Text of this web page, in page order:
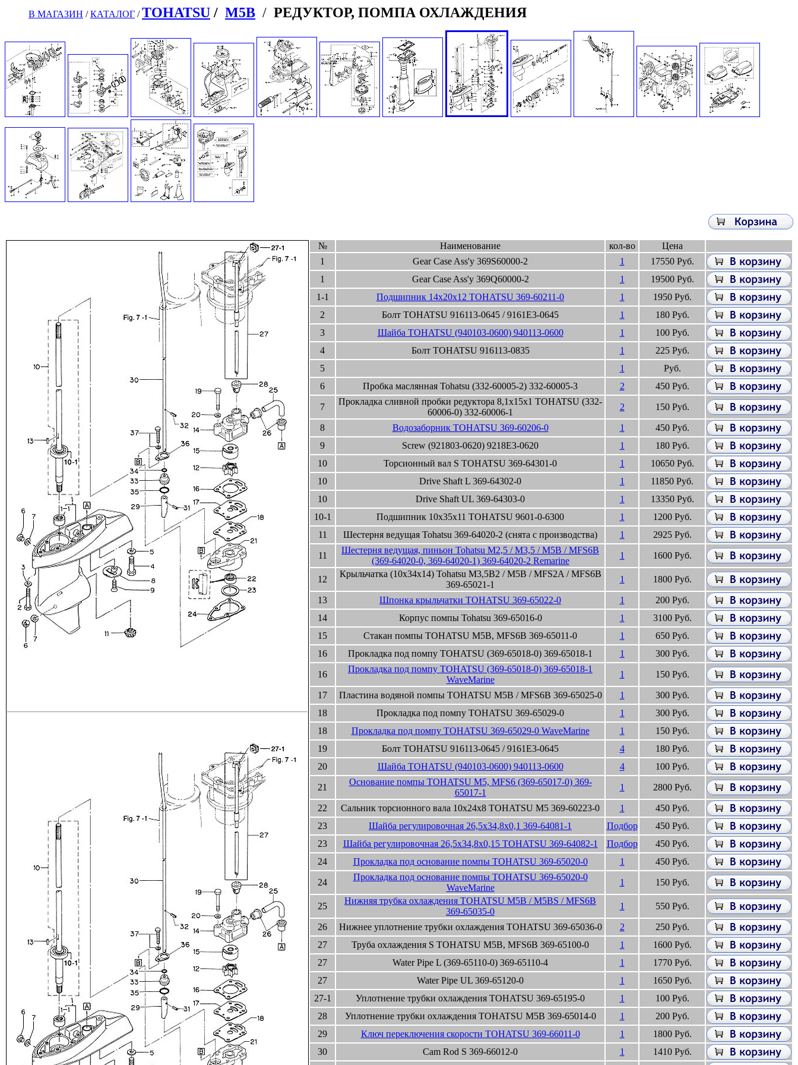
В МАГАЗИН /КАТАЛОГ /TOHATSU / M5B / РЕДУКТОР, ПОМПА ОХЛАЖДЕНИЯ
№ Наименование кол-во
Цена
1
Gear Case Ass'y 369S60000-2 1
17550 Руб.
1
Gear Case Ass'y 369Q60000-2 1
19500 Руб.
1-1
Подшипник 14x20x12 TOHATSU 369-60211-0 1
1950 Руб.
2
Болт TOHATSU 916113-0645 / 9161E3-0645 1
180 Руб.
3
Шайба TOHATSU (940103-0600) 940113-0600 1
100 Руб.
4
Болт TOHATSU 916113-0835 1
225 Руб.
5
1
Руб.
6
Пробка маслянная Tohatsu (332-60005-2) 332-60005-3 2 450 Руб.
7
Прокладка сливной пробки редуктора 8,1x15x1 TOHATSU (332-
60006-0) 332-60006-1
2 150 Руб.
8 Водозаборник TOHATSU 369-60206-0 1
450 Руб.
9
Screw (921803-0620) 9218E3-0620 1
180 Руб.
10
Торсионный вал S TOHATSU 369-64301-0 1
10650 Руб.
10
Drive Shaft L 369-64302-0 1
11850 Руб.
10
Drive Shaft UL 369-64303-0 1
13350 Руб.
10-1
Подшипник 10x35x11 TOHATSU 9601-0-6300 1
1200 Руб.
11
Шестерня ведущая Tohatsu 369-64020-2 (снята с производства) 1 2925 Руб.
11
Шестерня ведущая, пиньон Tohatsu M2,5 / M3,5 / M5B / MFS6B
(369-64020-0, 369-64020-1) 369-64020-2 Remarine
1 1600 Руб.
12
Крыльчатка (10x34x14) Tohatsu M3,5B2 / M5B / MFS2A / MFS6B
369-65021-1
1 1800 Руб.
13 Шпонка крыльчатки TOHATSU 369-65022-0 1
200 Руб.
14
Корпус помпы Tohatsu 369-65016-0 1
3100 Руб.
15
Стакан помпы TOHATSU M5B, MFS6B 369-65011-0 1
650 Руб.
16
Прокладка под помпу TOHATSU (369-65018-0) 369-65018-1 1 300 Руб.
16
Прокладка под помпу TOHATSU (369-65018-0) 369-65018-1
WaveMarine
1 150 Руб.
17 Пластина водяной помпы TOHATSU M5B / MFS6B 369-65025-0 1
300 Руб.
18
Прокладка под помпу TOHATSU 369-65029-0 1
300 Руб.
18
Прокладка под помпу TOHATSU 369-65029-0 WaveMarine 1
150 Руб.
19
Болт TOHATSU 916113-0645 / 9161E3-0645 4
180 Руб.
20
Шайба TOHATSU (940103-0600) 940113-0600 4 100 Руб.
21
Основание помпы TOHATSU M5, MFS6 (369-65017-0) 369-
65017-1
1 2800 Руб.
22 Сальник торсионного вала 10x24x8 TOHATSU M5 369-60223-0 1
450 Руб.
23
Шайба регулировочная 26,5x34,8x0,1 369-64081-1 Подбор
450 Руб.
23
Шайба регулировочная 26,5x34,8x0,15 TOHATSU 369-64082-1 Подбор
450 Руб.
24
Прокладка под основание помпы TOHATSU 369-65020-0 1 450 Руб.
24
Прокладка под основание помпы TOHATSU 369-65020-0
WaveMarine
1 150 Руб.
25
Нижняя трубка охлаждения TOHATSU M5B / M5BS / MFS6B
369-65035-0
1 550 Руб.
26 Нижнее уплотнение трубки охлаждения TOHATSU 369-65036-0 2
250 Руб.
27
Труба охлаждения S TOHATSU M5B, MFS6B 369-65100-0 1
1600 Руб.
27
Water Pipe L (369-65110-0) 369-65110-4 1
1770 Руб.
27
Water Pipe UL 369-65120-0 1
1650 Руб.
27-1
Уплотнение трубки охлаждения TOHATSU 369-65195-0 1
100 Руб.
28
Уплотнение трубки охлаждения TOHATSU M5B 369-65014-0 1
200 Руб.
29
Ключ переключения скорости TOHATSU 369-66011-0 1
1800 Руб.
30
Cam Rod S 369-66012-0 1
1410 Руб.